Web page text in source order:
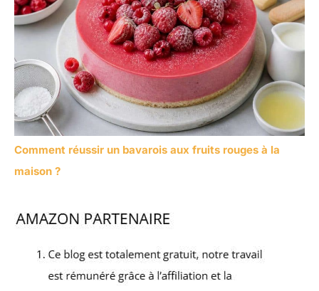
Comment réussir un bavarois aux fruits rouges à la
maison ?